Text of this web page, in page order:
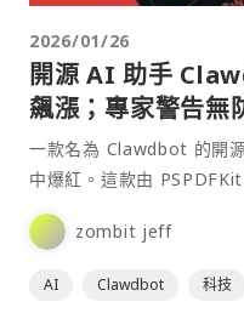
2026/01/26
開源 AI 助手
飆漲；專家警告無
一款名為 Clawdbot 的開
中爆紅。這款由
的工具，以其主動式互動
然而，隨著人氣飆升，安
zombit jeff
AI Clawdbot 科技